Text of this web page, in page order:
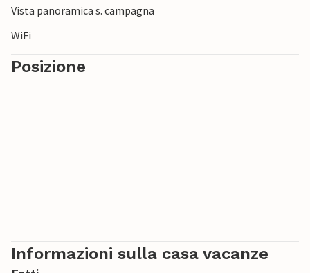
Non vedete l'ora di trascorrere una vacanza attiva nella
Selva di Turingia!
Vista panoramica s. campagna
WiFi
Posizione
Informazioni sulla casa vacanze